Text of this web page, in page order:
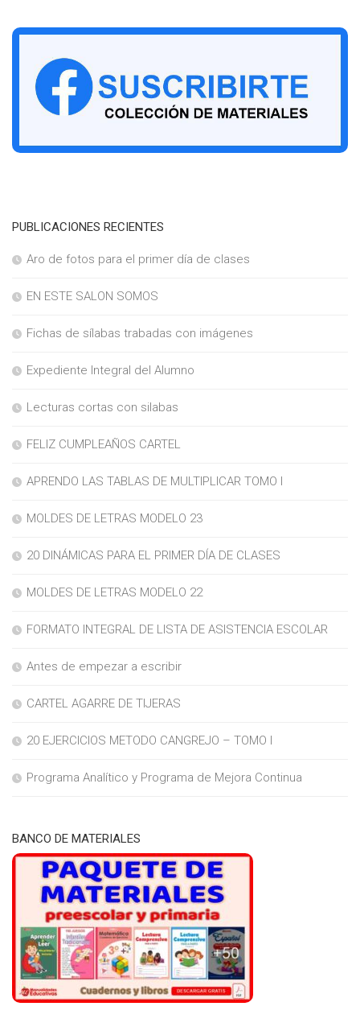
PUBLICACIONES RECIENTES
Aro de fotos para el primer día de clases
EN ESTE SALON SOMOS
Fichas de sílabas trabadas con imágenes
Expediente Integral del Alumno
Lecturas cortas con silabas
FELIZ CUMPLEAÑOS CARTEL
APRENDO LAS TABLAS DE MULTIPLICAR TOMO I
MOLDES DE LETRAS MODELO 23
20 DINÁMICAS PARA EL PRIMER DÍA DE CLASES
MOLDES DE LETRAS MODELO 22
FORMATO INTEGRAL DE LISTA DE ASISTENCIA ESCOLAR
Antes de empezar a escribir
CARTEL AGARRE DE TIJERAS
20 EJERCICIOS METODO CANGREJO – TOMO I
Programa Analítico y Programa de Mejora Continua
BANCO DE MATERIALES